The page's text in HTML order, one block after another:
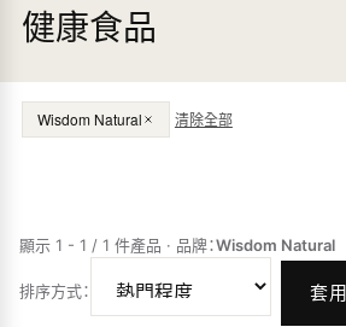
健康食品
Wisdom Natural 清除全部
顯示 1 - 1 / 1 件產品 · 品牌：Wisdom Natural
排序方式： 套用